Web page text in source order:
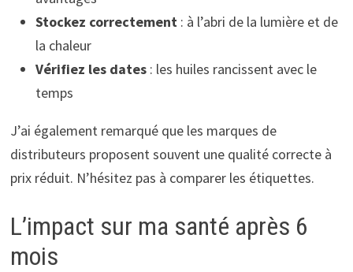
Stockez correctement : à l’abri de la lumière et de
la chaleur
Vérifiez les dates: les huiles rancissent avec le
temps
J’ai également remarqué que les marques de
distributeurs proposent souvent une qualité correcte à
prix réduit. N’hésitez pas à comparer les étiquettes.
L’impact sur ma santé après 6
mois